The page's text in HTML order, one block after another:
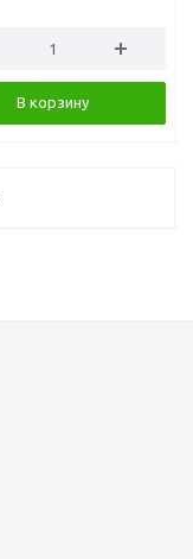
В корзину